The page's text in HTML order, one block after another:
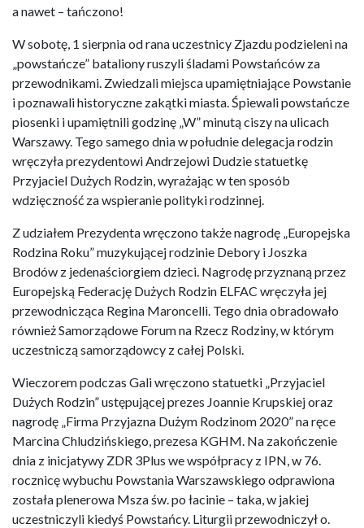
a nawet – tańczono!
W sobotę, 1 sierpnia od rana uczestnicy Zjazdu podzieleni na
„powstańcze” bataliony ruszyli śladami Powstańców za
przewodnikami. Zwiedzali miejsca upamiętniające Powstanie
i poznawali historyczne zakątki miasta. Śpiewali powstańcze
piosenki i upamiętnili godzinę „W” minutą ciszy na ulicach
Warszawy. Tego samego dnia w południe delegacja rodzin
wręczyła prezydentowi Andrzejowi Dudzie statuetkę
Przyjaciel Dużych Rodzin, wyrażając w ten sposób
wdzięczność za wspieranie polityki rodzinnej.
Z udziałem Prezydenta wręczono także nagrodę „Europejska
Rodzina Roku” muzykującej rodzinie Debory i Joszka
Brodów z jedenaściorgiem dzieci. Nagrodę przyznaną przez
Europejską Federację Dużych Rodzin ELFAC wręczyła jej
przewodnicząca Regina Maroncelli. Tego dnia obradowało
również Samorządowe Forum na Rzecz Rodziny, w którym
uczestniczą samorządowcy z całej Polski.
Wieczorem podczas Gali wręczono statuetki „Przyjaciel
Dużych Rodzin” ustępującej prezes Joannie Krupskiej oraz
nagrodę „Firma Przyjazna Dużym Rodzinom 2020” na ręce
Marcina Chludzińskiego, prezesa KGHM. Na zakończenie
dnia z inicjatywy ZDR 3Plus we współpracy z IPN, w 76.
rocznicę wybuchu Powstania Warszawskiego odprawiona
została plenerowa Msza św. po łacinie – taka, w jakiej
uczestniczyli kiedyś Powstańcy. Liturgii przewodniczył o.